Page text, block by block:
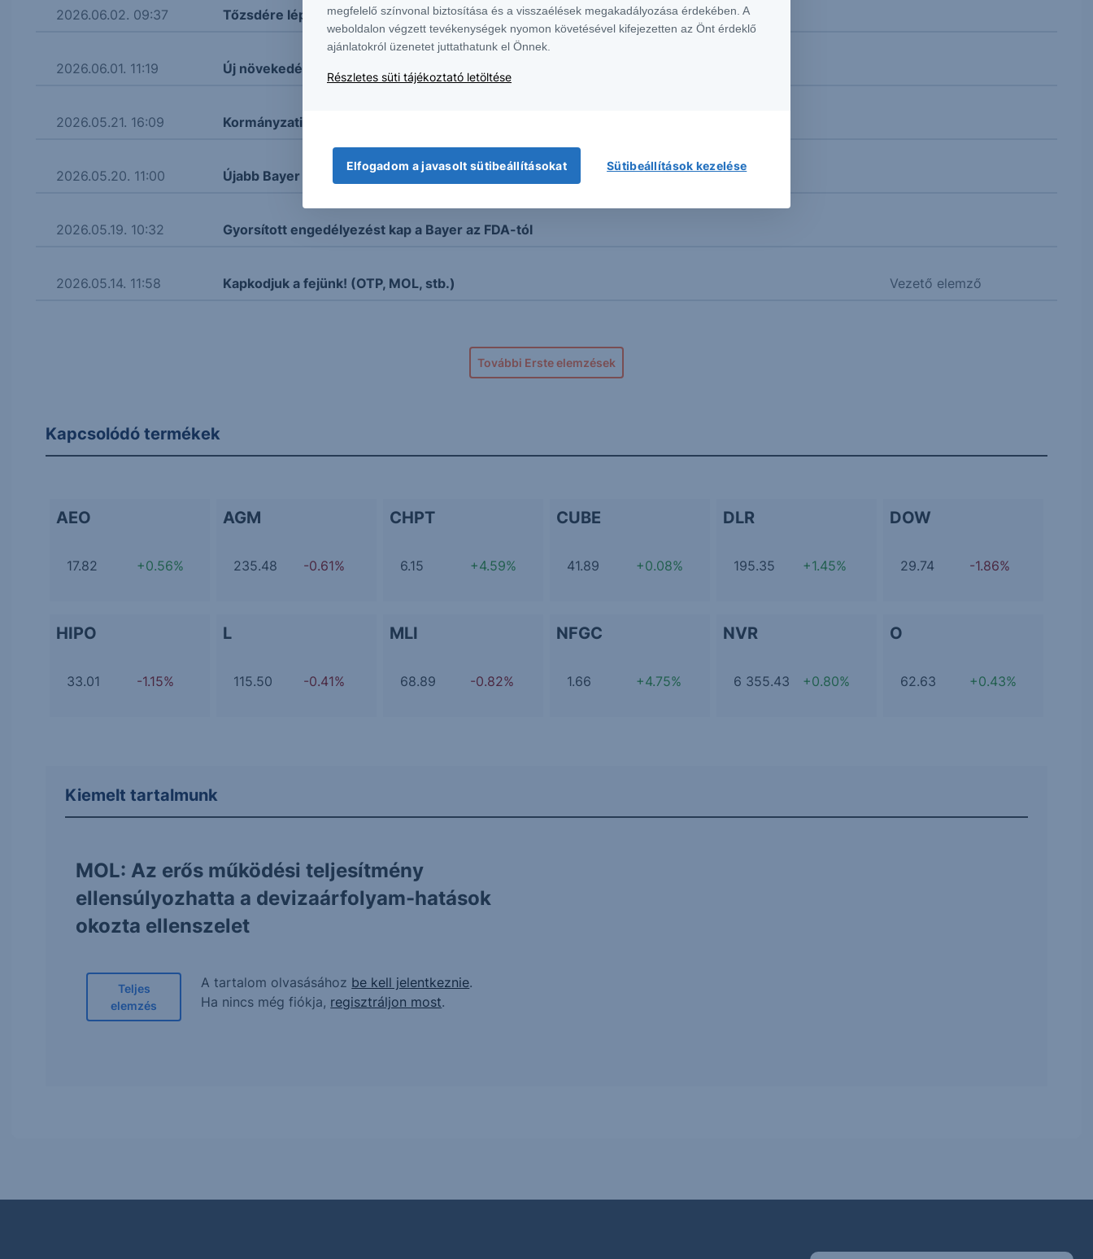
2026.06.02. 09:37 Tőzsdére lép az OpenAI fő riválisa
2026.06.01. 11:19 Új növekedési motorja lehet az Nvidiának
2026.05.21. 16:09 Kormányzati segítséget kap a kvantum-szektor
2026.05.20. 11:00 Újabb Bayer gyógyszer mehet keresztül gyorsabban az FDA útvesztőin
2026.05.19. 10:32 Gyorsított engedélyezést kap a Bayer az FDA-tól
2026.05.14. 11:58 Kapkodjuk a fejünk! (OTP, MOL, stb.) Vezető elemző
További Erste elemzések
Kapcsolódó termékek
AEO
17.82 +0.56%
AGM
235.48 -0.61%
CHPT
6.15 +4.59%
CUBE
41.89 +0.08%
DLR
195.35 +1.45%
DOW
29.74 -1.86%
HIPO
33.01 -1.15%
L
115.50 -0.41%
MLI
68.89 -0.82%
NFGC
1.66 +4.75%
NVR
6 355.43 +0.80%
O
62.63 +0.43%
Kiemelt tartalmunk
MOL: Az erős működési teljesítmény
ellensúlyozhatta a devizaárfolyam-hatások
okozta ellenszelet
Teljes
elemzés
A tartalom olvasásához be kell jelentkeznie.
Ha nincs még fiókja, regisztráljon most.
megfelelő színvonal biztosítása és a visszaélések megakadályozása érdekében. A
weboldalon végzett tevékenységek nyomon követésével kifejezetten az Önt érdeklő
ajánlatokról üzenetet juttathatunk el Önnek.
Részletes süti tájékoztató letöltése
Elfogadom a javasolt sütibeállításokat Sütibeállítások kezelése